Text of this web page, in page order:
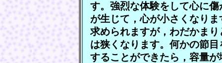
す。強烈な体験をして心に
が生じて，心が小さくなり
求められますが，わだかま
は狭くなります。何かの節
することができたら，容量